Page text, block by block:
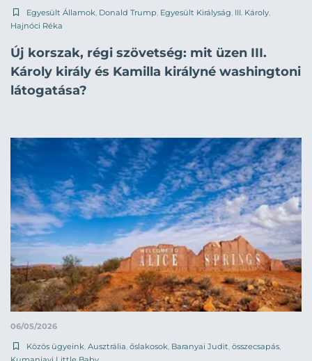
Egyesült Államok, Donald Trump, Egyesült Királyság, III. Károly,
Hajnóci Réka
Új korszak, régi szövetség: mit üzen III.
Károly király és Kamilla királyné washingtoni
látogatása?
06/05/2026
Közös ügyeink Ausztrália őslakosok Baranyai Judit összecsapás